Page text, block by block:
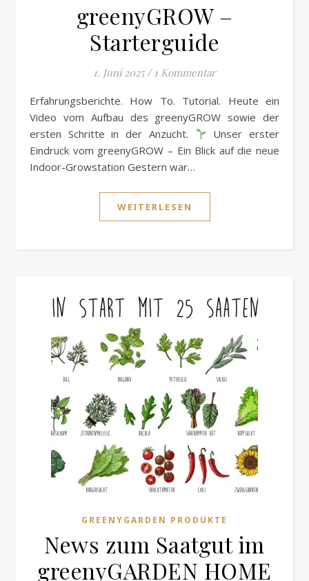
greenyGROW –
Starterguide
1. Juni 2025 / 1 Kommentar
Erfahrungsberichte. How To. Tutorial. Heute ein
Video vom Aufbau des greenyGROW sowie der
ersten Schritte in der Anzucht.
Unser erster
Eindruck vom greenyGROW – Ein Blick auf die neue
Indoor-Growstation Gestern war…
WEITERLESEN
GREENYGARDEN PRODUKTE
News zum Saatgut im
greenyGARDEN HOME